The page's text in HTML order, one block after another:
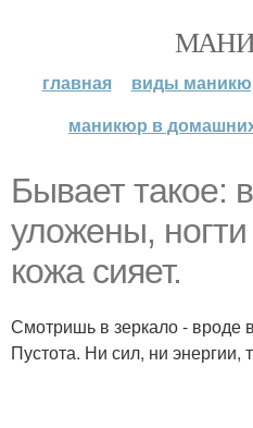
главная виды
маникюр в
Бывает такое:
уложены,
кожа сияет.
Смотришь в зеркало - вроде
Пустота. Ни сил, ни энергии,